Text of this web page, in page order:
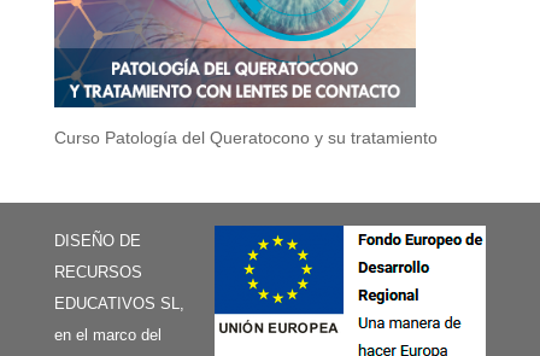
Curso Patología del Queratocono y su tratamiento
DISEÑO DE
RECURSOS
EDUCATIVOS SL,
en el marco del